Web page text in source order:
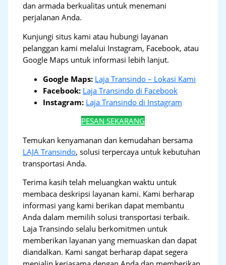
dan armada berkualitas untuk menemani
perjalanan Anda.
Kunjungi situs kami atau hubungi layanan
pelanggan kami melalui Instagram, Facebook, atau
Google Maps untuk informasi lebih lanjut.
Google Maps: Laja Transindo – Lokasi Kami
Facebook: Laja Transindo di Facebook
Instagram: Laja Transindo di Instagram
PESAN SEKARANG
Temukan kenyamanan dan kemudahan bersama
LAJA Transindo, solusi terpercaya untuk kebutuhan
transportasi Anda.
Terima kasih telah meluangkan waktu untuk
membaca deskripsi layanan kami. Kami berharap
informasi yang kami berikan dapat membantu
Anda dalam memilih solusi transportasi terbaik.
Laja Transindo selalu berkomitmen untuk
memberikan layanan yang memuaskan dan dapat
diandalkan. Kami sangat berharap dapat segera